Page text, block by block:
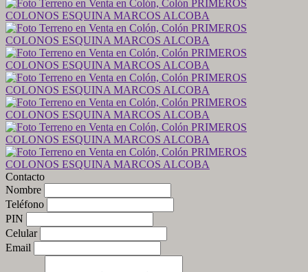
Contacto
Nombre
Teléfono
PIN
Celular
Email